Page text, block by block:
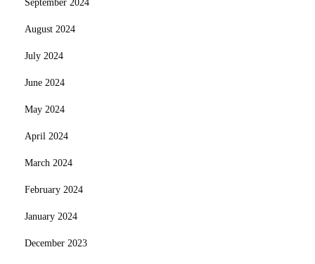
September 2024
August 2024
July 2024
June 2024
May 2024
April 2024
March 2024
February 2024
January 2024
December 2023